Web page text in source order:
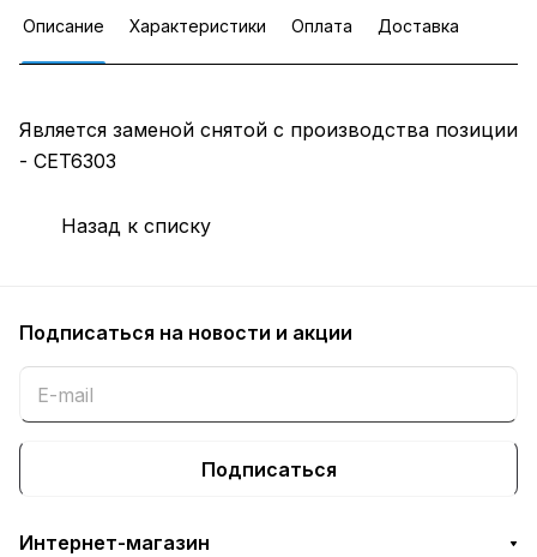
Описание Характеристики Оплата Доставка
Является заменой снятой с производства позиции
- CET6303
Назад к списку
Подписаться на новости и акции
Подписаться
Интернет-магазин